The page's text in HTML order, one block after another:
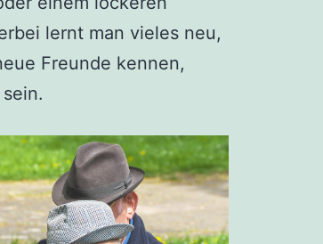
lernt man vieles neu,
Freunde kennen,